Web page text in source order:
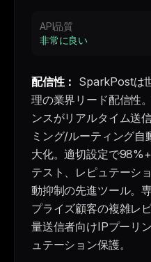
API品質
非常に良い
配信性： SparkPostは
理の業界リード配信性
ンスがリアルタイム送
ミング/ルーティング
大化。適切設定で
テスト、レピュテーシ
動抑制の先進ツール。
プライズ顧客の複雑レ
量送信者向けIPプーリ
ュテーション保護。